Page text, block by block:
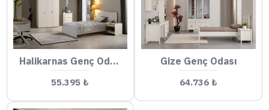
Halikarnas Genç Odası
55.395 ₺
Gize Genç Odası
64.736 ₺